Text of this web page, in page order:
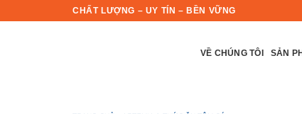
CHẤT LƯỢNG – UY TÍN – BỀN VỮNG
VỀ CHÚNG TÔI SẢN